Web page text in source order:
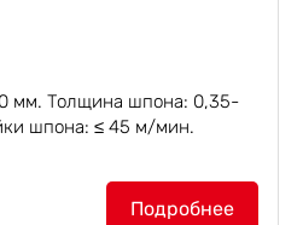
мм. Толщина шпона: 0,35-
шпона: ≤ 45 м/мин.
шпона по ширине
Тайвань) обеспечивает
Подробнее